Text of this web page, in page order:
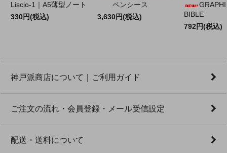
Liscio-1｜A5薄型ノート
330円(税込)
ペンシース
3,630円(税込)
BIBLE
792円(税込)
神戸派商店について｜ご利用ガイド
ご注文の流れ・会員登録・メール受信設定
配送・送料について